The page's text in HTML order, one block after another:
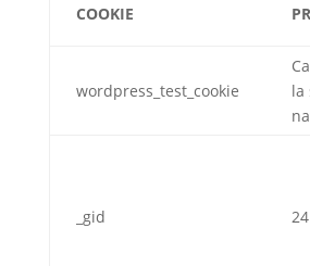
COOKIE
wordpress_test_cookie
la
_gid